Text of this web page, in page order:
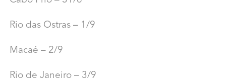
Rio das Ostras – 1/9
Macaé – 2/9
Rio de Janeiro – 3/9